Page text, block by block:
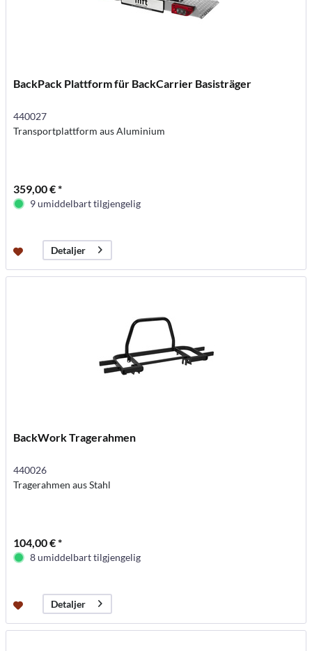
BackPack Plattform für BackCarrier Basisträger
440027
Transportplattform aus Aluminium
359,00 € *
9 umiddelbart tilgjengelig
Detaljer
BackWork Tragerahmen
440026
Tragerahmen aus Stahl
104,00 € *
8 umiddelbart tilgjengelig
Detaljer